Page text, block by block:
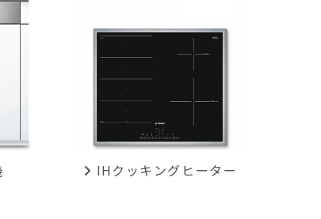
IHクッキング ヒーター